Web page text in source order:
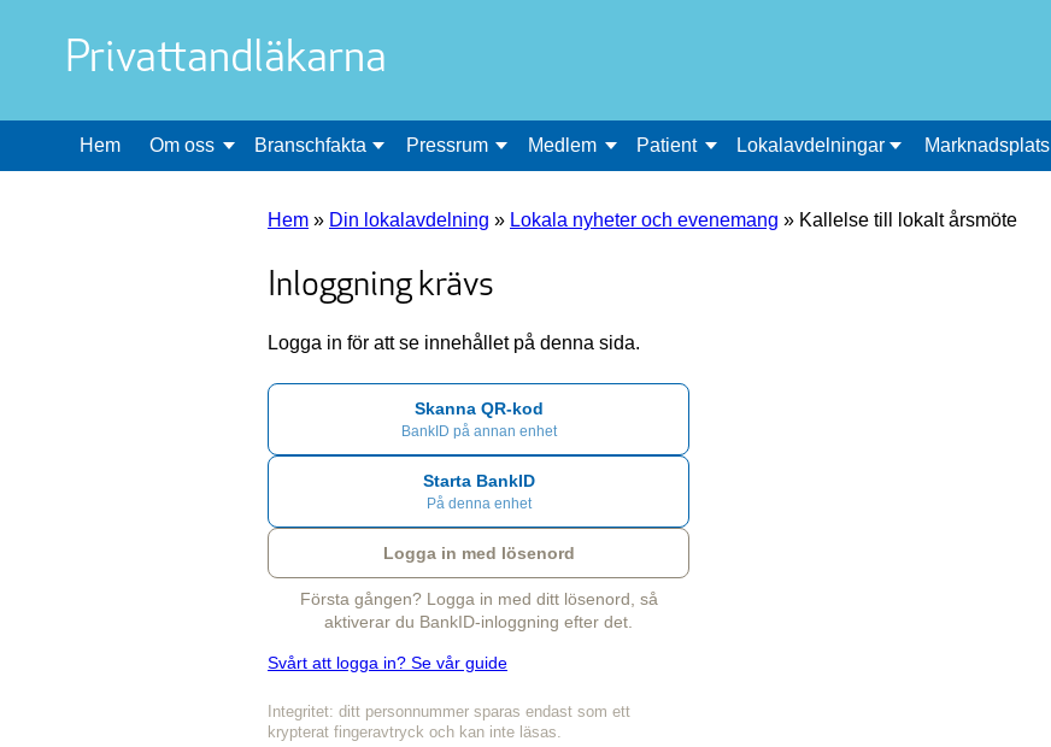
Privattandläkarna
Hem Om oss Branschfakta Pressrum Medlem Patient Lokalavdelningar Marknadsplats
Hem » Din lokalavdelning » Lokala nyheter och evenemang » Kallelse till lokalt årsmöte
Inloggning krävs
Logga in för att se innehållet på denna sida.
Skanna QR-kod
BankID på annan enhet
Starta BankID
På denna enhet
Logga in med lösenord
Första gången? Logga in med ditt lösenord, så
aktiverar du BankID-inloggning efter det.
Svårt att logga in? Se vår guide
Integritet: ditt personnummer sparas endast som ett
krypterat fingeravtryck och kan inte läsas.